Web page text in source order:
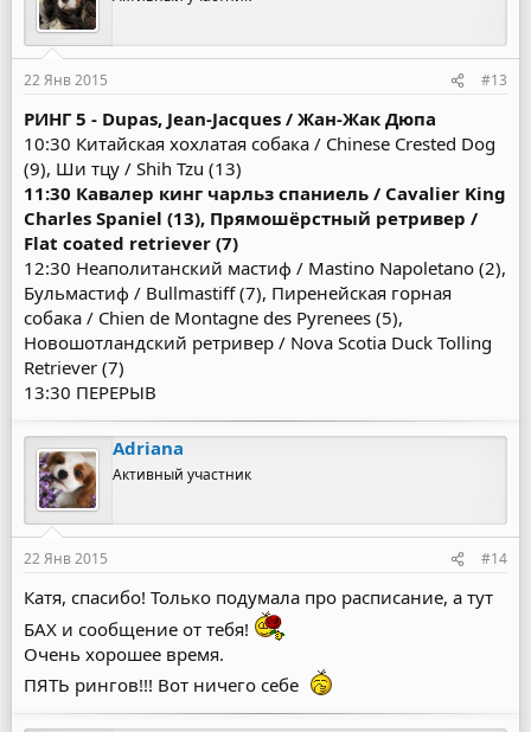
22 Янв 2015 #13
РИНГ 5 - Dupas, Jean-Jacques / Жан-Жак Дюпа
10:30 Китайская хохлатая собака / Chinese Crested Dog
(9), Ши тцу / Shih Tzu (13)
11:30 Кавалер кинг чарльз спаниель / Cavalier King
Charles Spaniel (13), Прямошёрстный ретривер /
Flat coated retriever (7)
12:30 Неаполитанский мастиф / Mastino Napoletano (2),
Бульмастиф / Bullmastiff (7), Пиренейская горная
собака / Chien de Montagne des Pyrenees (5),
Новошотландский ретривер / Nova Scotia Duck Tolling
Retriever (7)
13:30 ПЕРЕРЫВ
Adriana
Активный участник
22 Янв 2015 #14
Катя, спасибо! Только подумала про расписание, а тут
БАХ и сообщение от тебя!
Очень хорошее время.
ПЯТЬ рингов!!! Вот ничего себе